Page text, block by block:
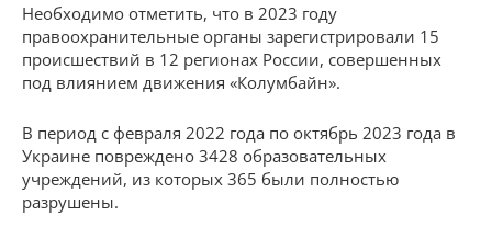
Необходимо отметить, что в 2023 году
правоохранительные органы зарегистрировали 15
происшествий в 12 регионах России, совершенных
под влиянием движения «Колумбайн».
В период с февраля 2022 года по октябрь 2023 года в
Украине повреждено 3428 образовательных
учреждений, из которых 365 были полностью
разрушены.